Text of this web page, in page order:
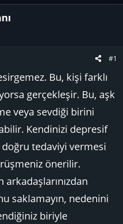
#1
Bu, kişi farklı
gerçekleşir. Bu, aşk
veya sevdiği birini
Kendinizi depresif
doğru tedaviyi vermesi
önerilir.
arkadaşlarınızdan
saklamayın, nedenini
biriyle